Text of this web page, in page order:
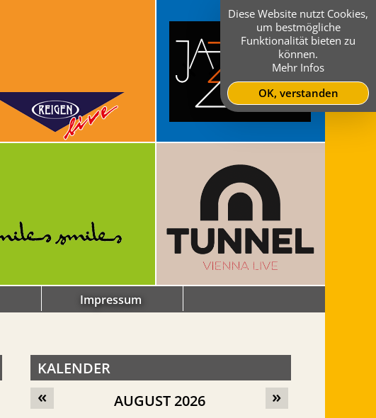
Impressum
KALENDER
»
« AUGUST 2026
Diese Website nutzt Cookies,
um bestmögliche
Funktionalität bieten zu
können.
Mehr Infos
OK, verstanden